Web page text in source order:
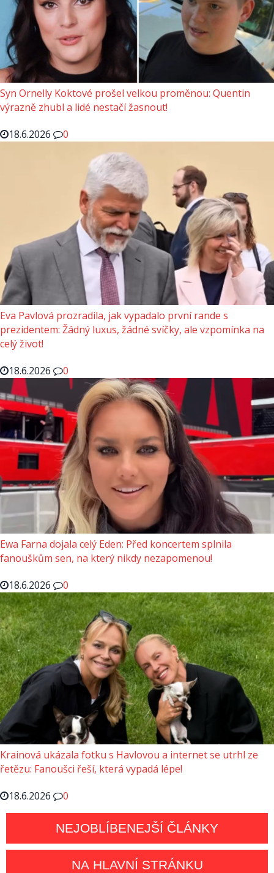
Syn Ornelly Koktové prošel velkou proměnou: Quentin
výrazně zhubl a lidé nestačí žasnout!
18.6.2026
0
Eva Pavlová prozradila, jak vypadalo první rande s
prezidentem: Žádný luxus, žádné svíčky, ale vzpomínka na
celý život!
18.6.2026
0
Ewa Farna dojala celý Eden: Před koncertem splnila
fanouškům sen, na který nikdy nezapomenou!
18.6.2026
0
Krainová ukázala fotku s Havlovou a internet se utrhl ze
řetězu: Fanoušci řeší, která vypadá lépe!
18.6.2026
0
NEJOBLÍBENEJŠÍ ČLÁNKY
NA HLAVNÍ STRÁNKU